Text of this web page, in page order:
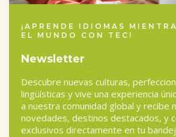
¡APRENDE IDIOMAS
EL MUNDO CON TEC!
Newsletter
Descubre nuevas culturas,
lingüísticas y vive una experiencia
a nuestra comunidad global y recibe
novedades, destinos destacados, y
exclusivos directamente en tu